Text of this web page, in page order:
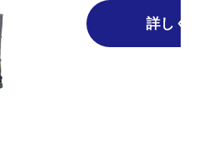
詳しく